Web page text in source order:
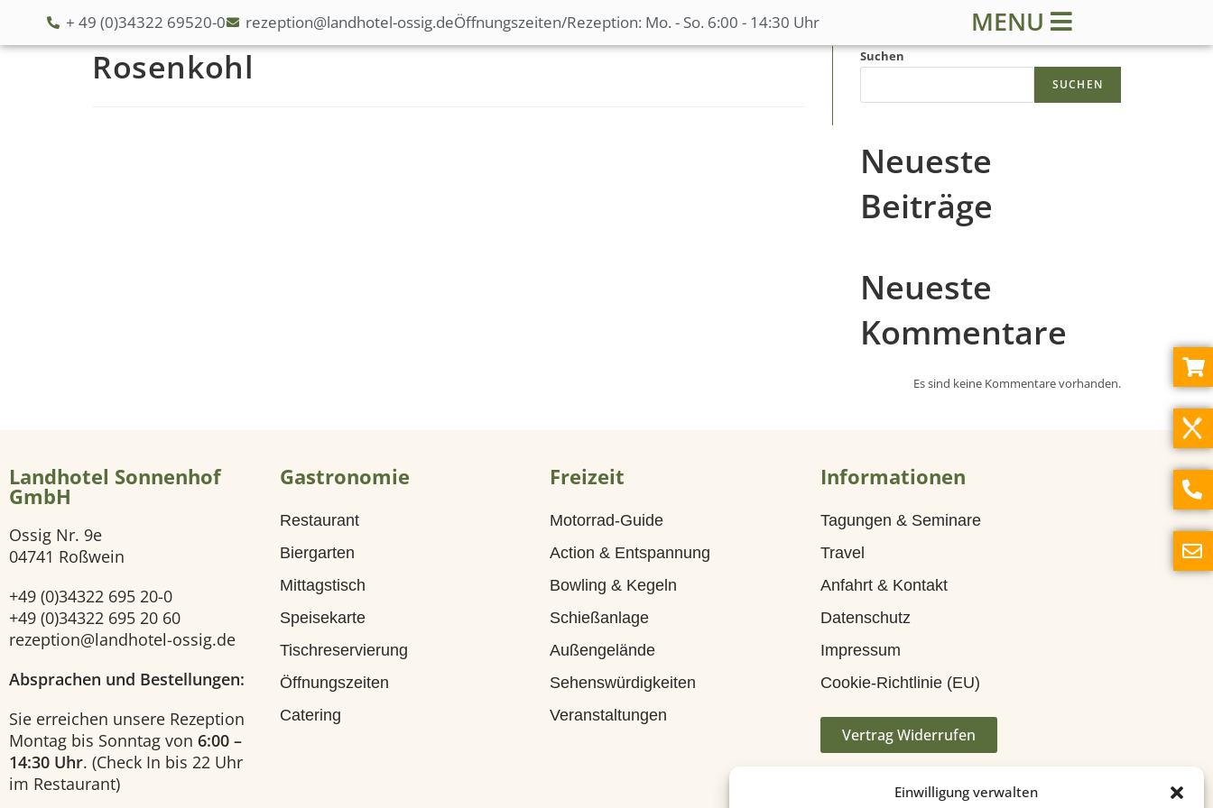
Einwilligung verwalten
+ 49 (0)34322 69520-0 rezeption@landhotel-ossig.deÖffnungszeiten/Rezeption: Mo. - So. 6:00 - 14:30 Uhr MENU
e
o
e
U
Rosenkohl Suchen
SUCHEN
Neueste
Beiträge
Neueste
Kommentare
Es sind keine Kommentare vorhanden.
Landhotel Sonnenhof
GmbH
Ossig Nr. 9e
04741 Roßwein
+49 (0)34322 695 20-0
+49 (0)34322 695 20 60
rezeption@landhotel-ossig.de
Absprachen und Bestellungen:
Sie erreichen unsere Rezeption
Montag bis Sonntag von 6:00 –
14:30 Uhr. (Check In bis 22 Uhr
im Restaurant)
Gastronomie
Restaurant
Biergarten
Mittagstisch
Speisekarte
Tischreservierung
Öffnungszeiten
Catering
Freizeit
Motorrad-Guide
Action & Entspannung
Bowling & Kegeln
Schießanlage
Außengelände
Sehenswürdigkeiten
Veranstaltungen
Informationen
Tagungen & Seminare
Travel
Anfahrt & Kontakt
Datenschutz
Impressum
Cookie-Richtlinie (EU)
Vertrag Widerrufen